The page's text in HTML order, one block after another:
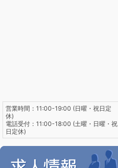
営業時間：11:00-19:00 (日曜・祝日定
休)
電話受付：11:00-18:00 (土曜・日曜・祝
日定休)